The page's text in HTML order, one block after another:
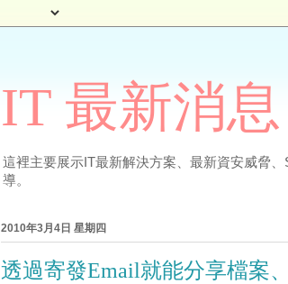
IT 最新消息
這裡主要展示IT最新解決方案、最新資安威脅
導。
2010年3月4日 星期四
透過寄發Email就能分享檔案